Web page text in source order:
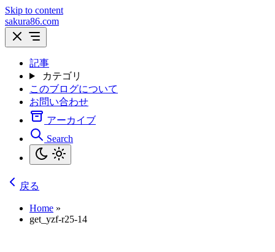
Skip to content
sakura86.com
記事
カテゴリ
このブログについて
お問い合わせ
アーカイブ
Search
戻る
Home »
get_yzf-r25-14